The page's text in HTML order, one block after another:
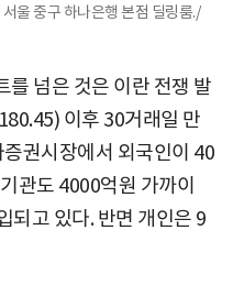
울 중구 하나은행 본점 딜링룸./
넘은 것은 이란 전쟁 발
이후 30거래일 만
권시장에서 외국인이 40
관도 4000억원 가까이
되고 있다. 반면 개인은 9